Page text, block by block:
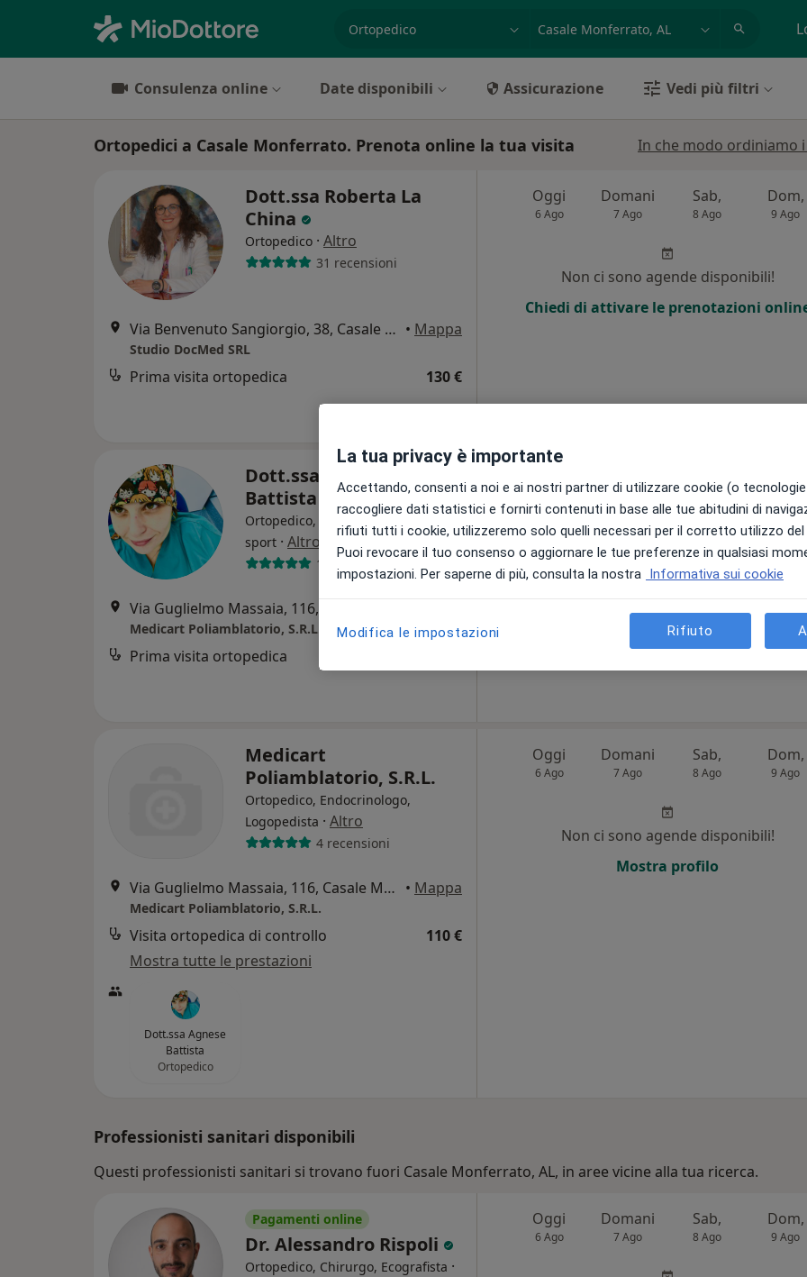
Consulenza online Date disponibili Assicurazione Vedi più filtri
Ortopedici a Casale Monferrato. Prenota online la tua visita In che modo ordiniamo
Dott.ssa Roberta La
China
Ortopedico · Altro
31 recensioni
Via Benvenuto Sangiorgio, 38, Casale Monferrato • Mappa
Studio DocMed SRL
Prima visita ortopedica 130 €
Oggi
6 Ago
Domani
7 Ago
Sab,
8 Ago
Dom,
9 Ago
Non ci sono agende disponibili!
Chiedi di attivare le prenotazioni
Dott.ssa Agnese
Battista
Ortopedico, Pediatra, Medico dello
sport · Altro
11 recensioni
Medicart Poliamblatorio, S.R.L.
Prima visita ortopedica
6 Ago 7 Ago 8 Ago 9 Ago
Non ci sono agende disponibili!
Chiedi di attivare le prenotazioni online
Medicart
Poliamblatorio, S.R.L.
Ortopedico, Endocrinologo,
Logopedista · Altro
4 recensioni
Via Guglielmo Massaia, 116, Casale Monferrato • Mappa
Medicart Poliamblatorio, S.R.L.
Visita ortopedica di controllo
110 €
Mostra tutte le prestazioni
Dott.ssa Agnese
Battista
Ortopedico
Oggi
6 Ago
Domani
7 Ago
Sab,
8 Ago
Dom,
9 Ago
Non ci sono agende disponibili!
Mostra profilo
Professionisti sanitari disponibili
Questi professionisti sanitari si trovano fuori Casale Monferrato, AL, in aree vicine alla tua ricerca.
Pagamenti online
Dr. Alessandro Rispoli
Ortopedico, Chirurgo, Ecografista ·
Oggi
6 Ago
Domani
7 Ago
Sab,
8 Ago
Dom,
9 Ago
La tua privacy è importante
Accettando, consenti a noi e ai nostri partner di utilizzare cookie (o
raccogliere dati statistici e fornirti contenuti in base alle tue abitudini di
rifiuti tutti i cookie, utilizzeremo solo quelli necessari per il corretto utilizzo
Puoi revocare il tuo consenso o aggiornare le tue preferenze in qualsiasi
impostazioni. Per saperne di più, consulta la nostra Informativa sui cookie
Modifica le impostazioni Rifiuto